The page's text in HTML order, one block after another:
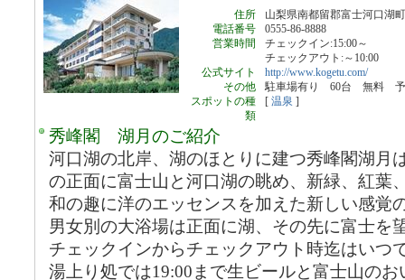
住所
山梨県南都留郡富士河口湖
電話番号
0555-86-8888
営業時間
チェックイン:15:00～
チェックアウト:～10:00
公式サイト
http://www.kogetu.com/
その他
駐車場有り 60台 無料 予
スポットの種
類
[ 温泉 ]
秀峰閣 湖月のご紹介
河口湖の北岸、湖のほとりに建つ秀峰閣湖月
の正面に富士山と河口湖の眺め、新緑、紅葉
和の趣に洋のエッセンスを加えた新しい感覚
男女別の大浴場は正面に湖、その先に富士を
チェックインからチェックアウト時迄はいつ
湯上り処では19:00まで生ビールと富士山の